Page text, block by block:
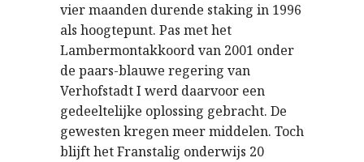
vier maanden durende staking in 1996
als hoogtepunt. Pas met het
Lambermontakkoord van 2001 onder
de paars-blauwe regering van
Verhofstadt I werd daarvoor een
gedeeltelijke oplossing gebracht. De
gewesten kregen meer middelen. Toch
blijft het Franstalig onderwijs 20